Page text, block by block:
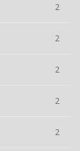
2
2
2
2
2